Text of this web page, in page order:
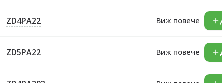
ZD4PA22 Виж повече
ZD5PA22 Виж повече